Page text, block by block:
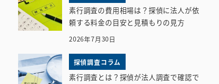
素行調査の費用相場は？探偵に法人が依
頼する料金の目安と見積もりの見方
2026年7月30日
探偵調査コラム
素行調査とは？探偵が法人調査で確認で